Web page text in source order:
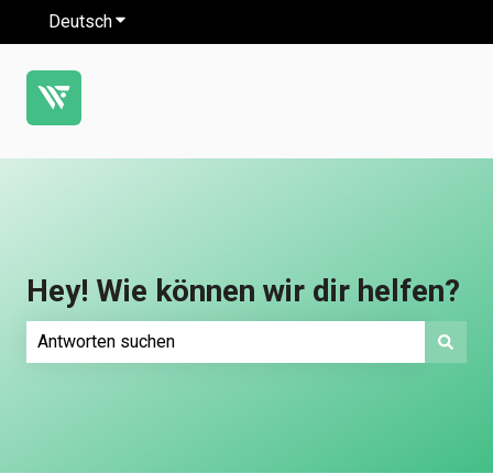
DeutschUntermenü für Übersetzungen anzeigen
Hey! Wie können wir dir helfen?